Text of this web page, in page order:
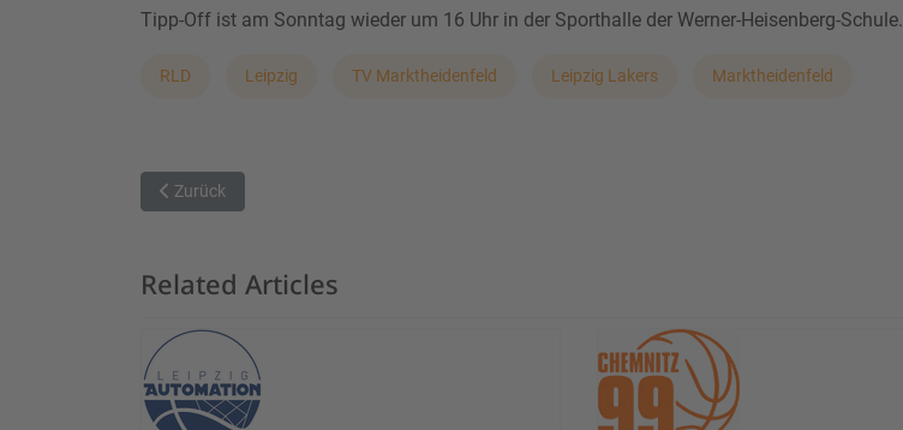
Tipp-Off ist am Sonntag wieder um 16 Uhr in der Sporthalle der Werner-Heisenberg-Schule.
RLD Leipzig TV Marktheidenfeld Leipzig Lakers Marktheidenfeld
Vorheriger Beitrag: Jahresauftakt im Ries
Zurück
Related Articles